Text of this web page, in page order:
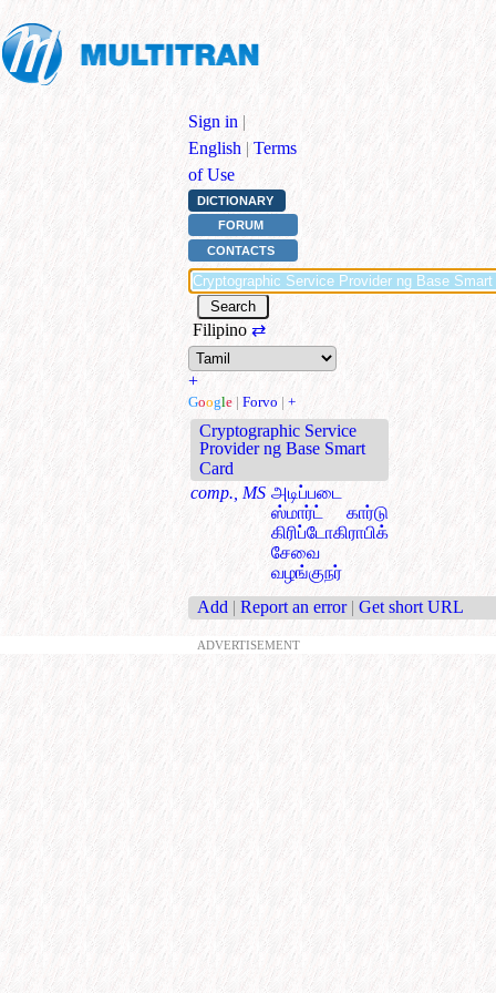
Sign in |
English | Terms
of Use
DICTIONARY
FORUM
CONTACTS
Filipino ⇄
+
Google | Forvo | +
Cryptographic Service
Provider ng Base Smart
Card
comp., MS அடிப்படை
ஸ்மார்ட் கார்டு
கிரிப்டோகிராபிக்
சேவை
வழங்குநர்
Add | Report an error | Get short URL
ADVERTISEMENT